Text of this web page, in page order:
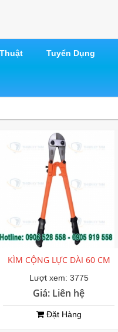
Tuyển Dụng
KÌM CỘNG LỰC DÀI 60 CM
Lượt xem: 3775
Giá: Liên hệ
Đặt Hàng